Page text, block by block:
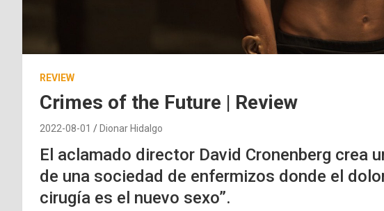
REVIEW
Crimes of the Future | Review
2022-08-01 Dionar Hidalgo
El aclamado director David Cronenberg crea
de una sociedad de enfermizos donde el
cirugía es el nuevo sexo”.